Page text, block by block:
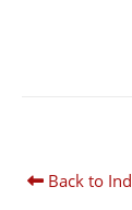
Back to